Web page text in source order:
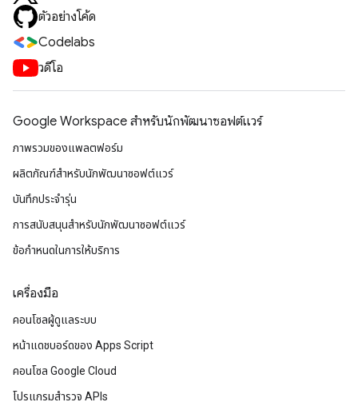
ตัวอย่างโค้ด
Codelabs
วิดีโอ
Google Workspace สําหรับนักพัฒนาซอฟต์แวร์
ภาพรวมของแพลตฟอร์ม
ผลิตภัณฑ์สําหรับนักพัฒนาซอฟต์แวร์
บันทึกประจำรุ่น
การสนับสนุนสำหรับนักพัฒนาซอฟต์แวร์
ข้อกำหนดในการให้บริการ
เครื่องมือ
คอนโซลผู้ดูแลระบบ
หน้าแดชบอร์ดของ Apps Script
คอนโซล Google Cloud
โปรแกรมสำรวจ APIs